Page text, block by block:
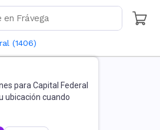
(1406)
para Capital Federal
ubicación cuando